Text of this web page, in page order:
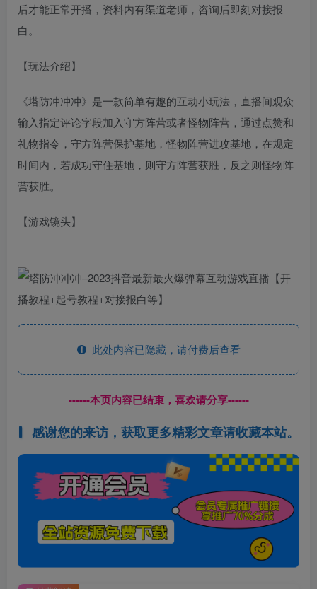
后才能正常开播，资料内有渠道老师，咨询后即刻对接报
白。
【玩法介绍】
《塔防冲冲冲》是一款简单有趣的互动小玩法，直播间观众
输入指定评论字段加入守方阵营或者怪物阵营，通过点赞和
礼物指令，守方阵营保护基地，怪物阵营进攻基地，在规定
时间内，若成功守住基地，则守方阵营获胜，反之则怪物阵
营获胜。
【游戏镜头】
此处内容已隐藏，请付费后查看
------本页内容已结束，喜欢请分享------
感谢您的来访，获取更多精彩文章请收藏本站。